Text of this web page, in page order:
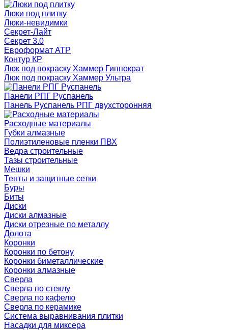
Люки под плитку
Люки-невидимки
Секрет-Лайт
Секрет 3.0
Евроформат АТР
Контур КР
Люк под покраску Хаммер Гиппократ
Люк под покраску Хаммер Ультра
Панели РПГ Руспанель
Панель Руспанель РПГ двухсторонняя
Расходные материалы
Губки алмазные
Полиэтиленовые пленки ПВХ
Ведра строительные
Тазы строительные
Мешки
Тенты и защитные сетки
Буры
Биты
Диски
Диски алмазные
Диски отрезные по металлу
Долота
Коронки
Коронки по бетону
Коронки биметаллические
Коронки алмазные
Сверла
Сверла по стеклу
Сверла по кафелю
Сверла по керамике
Система выравнивания плитки
Насадки для миксера